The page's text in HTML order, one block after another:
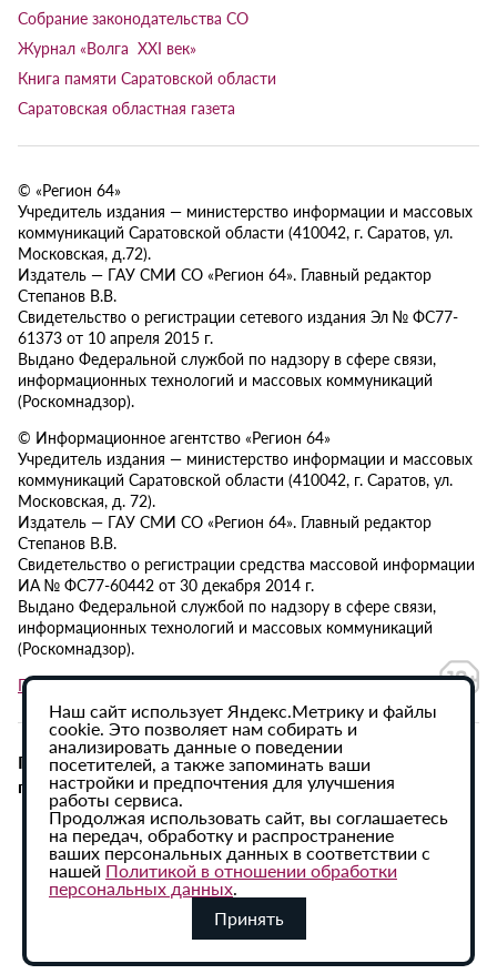
Собрание законодательства СО
Журнал «Волга XXI век»
Книга памяти Саратовской области
Саратовская областная газета
© «Регион 64»
Учредитель издания — министерство информации и массовых
коммуникаций Саратовской области (410042, г. Саратов, ул.
Московская, д.72).
Издатель — ГАУ СМИ СО «Регион 64». Главный редактор
Степанов В.В.
Свидетельство о регистрации сетевого издания Эл № ФС77-
61373 от 10 апреля 2015 г.
Выдано Федеральной службой по надзору в сфере связи,
информационных технологий и массовых коммуникаций
(Роскомнадзор).
© Информационное агентство «Регион 64»
Учредитель издания — министерство информации и массовых
коммуникаций Саратовской области (410042, г. Саратов, ул.
Московская, д. 72).
Издатель — ГАУ СМИ СО «Регион 64». Главный редактор
Степанов В.В.
Свидетельство о регистрации средства массовой информации
ИА № ФС77-60442 от 30 декабря 2014 г.
Выдано Федеральной службой по надзору в сфере связи,
информационных технологий и массовых коммуникаций
(Роскомнадзор).
Политика в отношении обработки персональных данных
При использовании материалов сайта активная
гиперссылка на ИА «Регион 64» обязательна.
Наш сайт использует Яндекс.Метрику и файлы
cookie. Это позволяет нам собирать и
анализировать данные о поведении
посетителей, а также запоминать ваши
настройки и предпочтения для улучшения
работы сервиса.
Продолжая использовать сайт, вы соглашаетесь
на передач, обработку и распространение
ваших персональных данных в соответствии с
нашей Политикой в отношении обработки
персональных данных.
Принять